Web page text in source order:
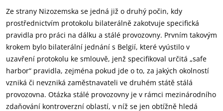
Ze strany Nizozemska se jedná již o druhý počin, kdy
prostřednictvím protokolu bilaterálně zakotvuje specifická
pravidla pro práci na dálku a stálé provozovny. Prvním takovým
krokem bylo bilaterální jednání s Belgií, které vyústilo v
uzavření protokolu ke smlouvě, jenž specifikoval určitá „safe
harbor“ pravidla, zejména pokud jde o to, za jakých okolností
vzniká či nevzniká zaměstnavateli ve druhém státě stálá
provozovna. Otázka stálé provozovny je v rámci mezinárodního
zdaňování kontroverzní oblastí, v níž se jen obtížně hledá